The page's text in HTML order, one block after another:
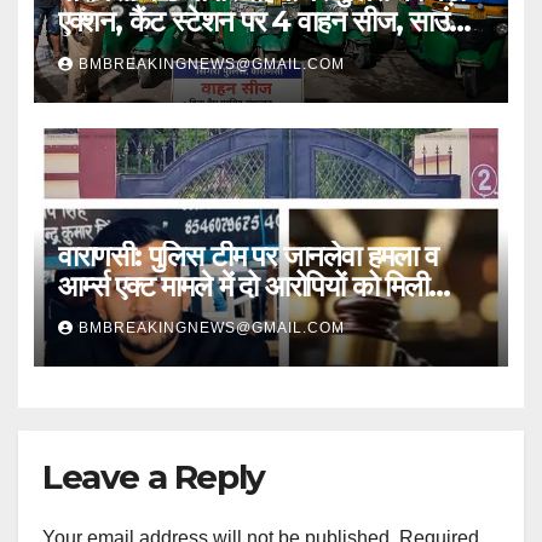
एक्शन, कैंट स्टेशन पर 4 वाहन सीज, साउंड
सिस्टम भी जब्त
BMBREAKINGNEWS@GMAIL.COM
वाराणसी: पुलिस टीम पर जानलेवा हमला व
आर्म्स एक्ट मामले में दो आरोपियों को मिली
जमानत
BMBREAKINGNEWS@GMAIL.COM
Leave a Reply